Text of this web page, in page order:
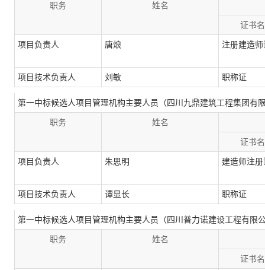
职务 姓名
证书
项目负责人 唐烺 注册建造
项目技术负责人 刘敏 职称证
第一中标候选人项目管理机构主要人员（四川九鼎建筑工程集团有
职务 姓名
证书
项目负责人 朱思明 建造师注册
项目技术负责人 谭显长 职称证
第一中标候选人项目管理机构主要人员（四川普力诺建设工程有限
职务 姓名
证书